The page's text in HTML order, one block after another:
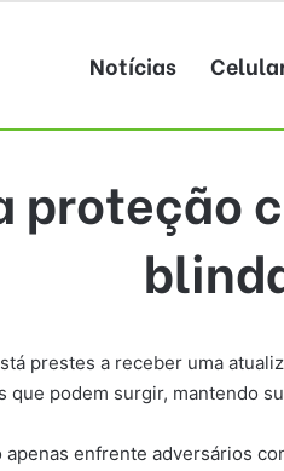
Notícias
proteção
prestes a receber uma
podem surgir, mantendo
enfrente adversários